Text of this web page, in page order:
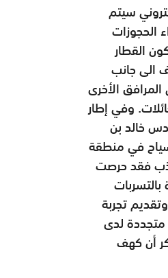
سيتم
الحجوزات
القطار
الى جانب
الأخرى
وفي إطار
خالد بن
في منطقة
جاذب فقد حرصت
تجربة
متجددة لدى
أن كهف